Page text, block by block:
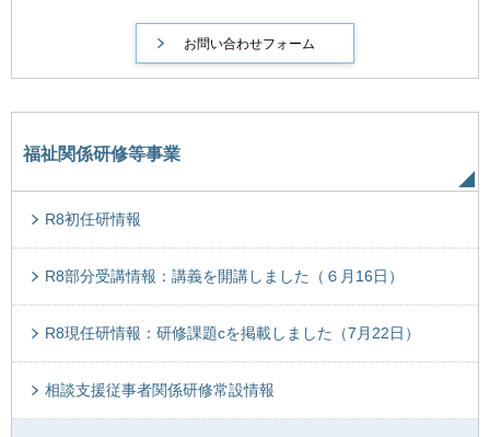
福祉関係研修等事業
R8初任研情報
R8部分受講情報：講義を開講しました（６月16日）
R8現任研情報：研修課題cを掲載しました（7月22日）
相談支援従事者関係研修常設情報